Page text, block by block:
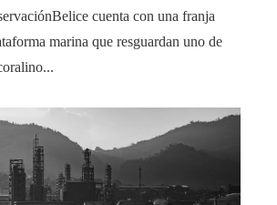
cuenta con una franja
marina que resguardan uno de